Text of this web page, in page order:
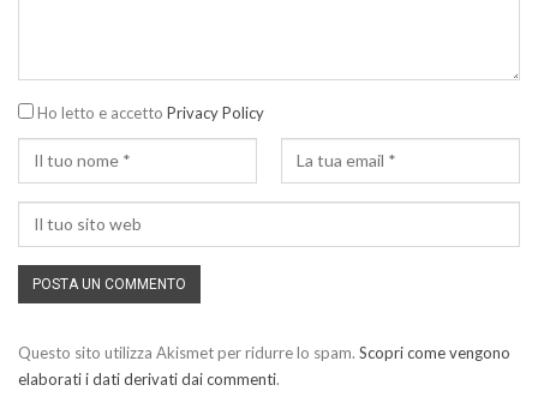
Ho letto e accetto Privacy Policy
Questo sito utilizza Akismet per ridurre lo spam. Scopri come vengono
elaborati i dati derivati dai commenti.